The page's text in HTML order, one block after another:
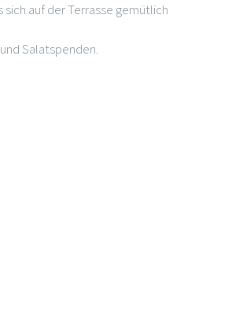
auf der Terrasse gemütlich
Salatspenden.